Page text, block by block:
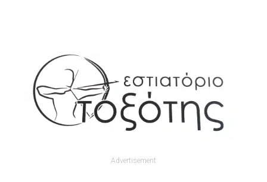
Advertisement